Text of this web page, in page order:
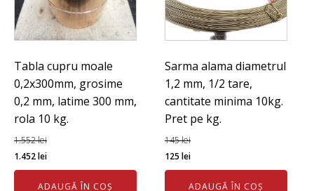
Tabla cupru moale
0,2x300mm, grosime
0,2 mm, latime 300 mm,
rola 10 kg.
1.552lei
Prețul
inițial
1.452leiPrețul
curent
ADAUGĂ ÎN COȘ
Sarma alama diametrul
1,2 mm, 1/2 tare,
cantitate minima 10kg.
Pret pe kg.
145lei
Prețul
inițial
125leiPrețul
curent
ADAUGĂ ÎN COȘ